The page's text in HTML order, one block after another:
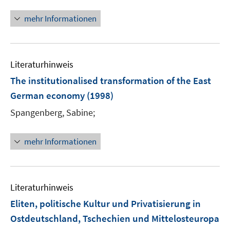
mehr Informationen
Literaturhinweis
The institutionalised transformation of the East
German economy (1998)
Spangenberg, Sabine;
mehr Informationen
Literaturhinweis
Eliten, politische Kultur und Privatisierung in
Ostdeutschland, Tschechien und Mittelosteuropa